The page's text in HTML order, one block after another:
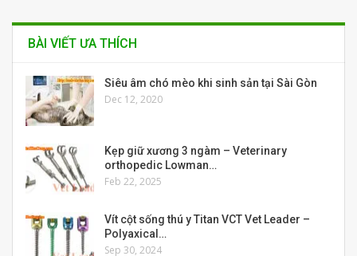
BÀI VIẾT ƯA THÍCH
Siêu âm chó mèo khi sinh sản tại Sài Gòn
Dec 12, 2020
Kẹp giữ xương 3 ngàm – Veterinary
orthopedic Lowman…
Feb 22, 2025
Vít cột sống thú y Titan VCT Vet Leader –
Polyaxical…
Sep 30, 2024